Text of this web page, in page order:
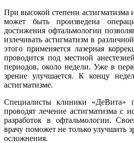
При высокой степени астигматизма
может быть произведена
достижения офтальмологии
излечивать астигматизм в
этого применяется лазерная
проводится под местной
периодов, около недели. Уже в
зрение улучшается. К концу
астигматизме.
Специалисты клиники «ДеВита»
проводят лечение астигматизма с
разработок в офтальмологии.
врачу поможет не только улучшить
осложнения.